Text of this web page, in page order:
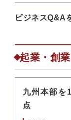
ビジネスQ&A
起業・創
九州本部
点